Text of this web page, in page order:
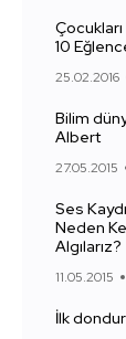
10
25.02.2016
Bilim
Albert
27.05.2015
Ses
Neden
Algılarız?
11.05.2015
İlk